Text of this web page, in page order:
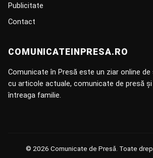
Publicitate
Contact
COMUNICATEINPRESA.RO
Comunicate în Presă este un ziar online de
cu articole actuale, comunicate de presă
întreaga familie.
© 2026 Comunicate de Presă. Toate